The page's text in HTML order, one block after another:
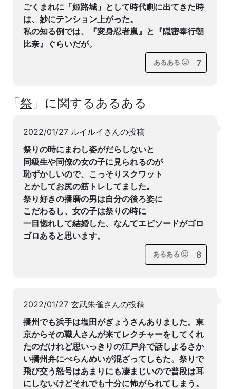
ごくまれに「姫路城」として時代劇に出てきた時
は、妙にテンション上がった。
私の知る例では、『変身忍者嵐』と『隠密奉行朝
比奈』ぐらいだが。
あるある 7
「祭 」に関するあるある
2022/01/27 ルイルイさんの投稿
祭りの時にまわし姿がだらしないと
同級生や同僚の女の子に見られるのが
恥ずかしいので、こっそりスクワット
とかしてお尻の筋トレしてました。
祭り好きの播磨の男は自分の後ろ姿に
こだわるし、女の子は祭りの時に
一目惚れして結婚した、なんてエピソードがゴロ
ゴロあると思います。
あるある 8
2022/01/27 玄武朱雀さんの投稿
播州でも浜手は塩田がぎょうさんありました。東
京からその職人さんが来てレクチャーをしてくれ
たのだけれど思いっきりの江戸弁で話しよるさか
い播州弁にべらんめいが混ざってしもた。祭りで
飛び交う怒号はあまりにも凄まじいので普段は耳
にしないけどそれでも十分に怖がられてしまう。